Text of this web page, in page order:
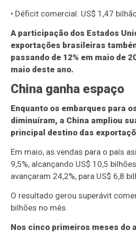
• Déficit comercial: US$ 1,47
A participação dos Estados
exportações brasileiras
passando de 12% em maio de
maio deste ano.
China ganha espaço
Enquanto os embarques para
diminuíram, a China ampliou
principal destino das
Em maio, as vendas para o país
9,5%, alcançando US$ 10,5
avançaram 24,2%, para US$ 6,8
O resultado gerou superávit
bilhões no mês.
Nos cinco primeiros meses do